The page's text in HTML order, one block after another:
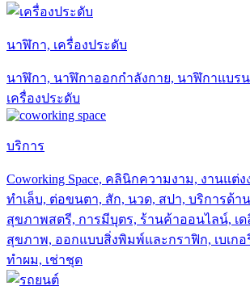
นาฬิกา, เครื่องประดับ
นาฬิกา, นาฬิกาออกกำลังกาย, นาฬิกาแบร
เครื่องประดับ
บริการ
Coworking Space, คลินิกความงาม, งานแต่
ทำเล็บ, ต่อขนตา, สัก, นวด, สปา, บริการด้า
สุขภาพสตรี, การมีบุตร, ร้านค้าออนไลน์, เด
สุขภาพ, ออกแบบสิ่งพิมพ์และกราฟิก, เบเกอ
ทำผม, เช่าชุด